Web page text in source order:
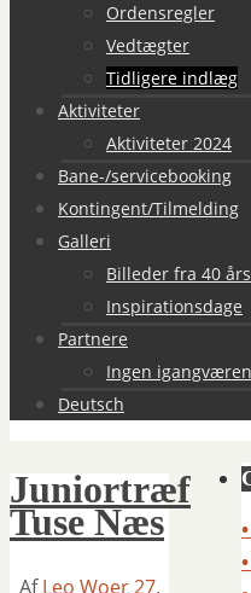
Ordensregler
Vedtægter
Tidligere indlæg
Aktiviteter
Aktiviteter 2024
Bane-/servicebooking
Kontingent/Tilmelding
Galleri
Billeder fra 40
Inspirationsdage
Partnere
Ingen
Deutsch
Juniortræf
Tuse Næs
AfLeo Woer27.